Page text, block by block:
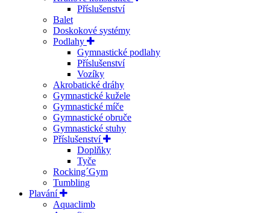
Příslušenství
Balet
Doskokové systémy
Podlahy
Gymnastické podlahy
Příslušenství
Vozíky
Akrobatické dráhy
Gymnastické kužele
Gymnastické míče
Gymnastické obruče
Gymnastické stuhy
Příslušenství
Doplňky
Tyče
Rocking´Gym
Tumbling
Plavání
Aquaclimb